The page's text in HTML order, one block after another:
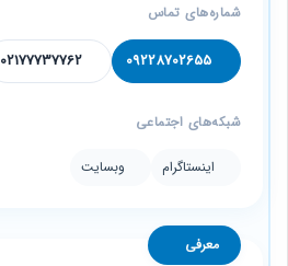
شماره‌های تماس
09228702655
02177737762
شبکه‌های اجتماعی
اینستاگرام وبسایت
معرفی